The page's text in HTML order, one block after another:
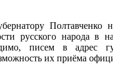
Полтавченко
русского народа в
писем в адрес
их приёма